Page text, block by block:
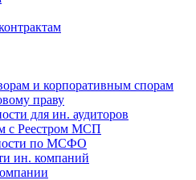
и корпоративным спорам
праву
для ин. аудиторов
с Реестром МСП
по МСФО
ин. компаний